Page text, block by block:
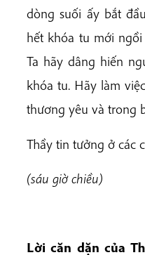
dòng suối ấy bắt
hết khóa tu mới
Ta hãy dâng hiến
khóa tu. Hãy làm
thương yêu và trong
Thầy tin tưởng ở các
(sáu giờ chiều)
Lời căn dặn của